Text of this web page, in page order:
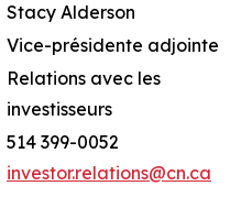
Stacy Alderson
Vice-présidente adjointe
Relations avec les
investisseurs
514 399-0052
investor.relations@cn.ca